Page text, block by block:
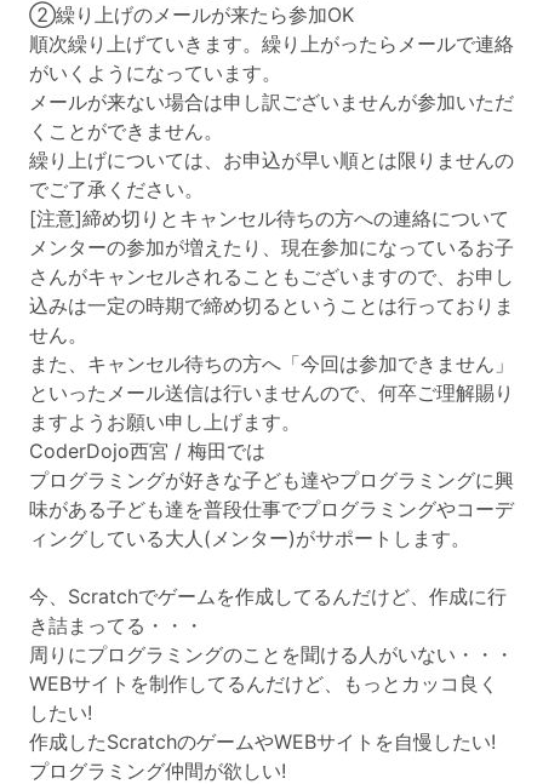
②繰り上げのメールが来たら参加OK
順次繰り上げていきます。繰り上がったらメールで連絡
がいくようになっています。
メールが来ない場合は申し訳ございませんが参加いただ
くことができません。
繰り上げについては、お申込が早い順とは限りませんの
でご了承ください。
[注意]締め切りとキャンセル待ちの方への連絡について
メンターの参加が増えたり、現在参加になっているお子
さんがキャンセルされることもございますので、お申し
込みは一定の時期で締め切るということは行っておりま
せん。
また、キャンセル待ちの方へ「今回は参加できません」
といったメール送信は行いませんので、何卒ご理解賜り
ますようお願い申し上げます。
CoderDojo西宮 / 梅田では
プログラミングが好きな子ども達やプログラミングに興
味がある子ども達を普段仕事でプログラミングやコーデ
ィングしている大人(メンター)がサポートします。
今、Scratchでゲームを作成してるんだけど、作成に行
き詰まってる・・・
周りにプログラミングのことを聞ける人がいない・・・
WEBサイトを制作してるんだけど、もっとカッコ良く
したい!
作成したScratchのゲームやWEBサイトを自慢したい!
プログラミング仲間が欲しい!